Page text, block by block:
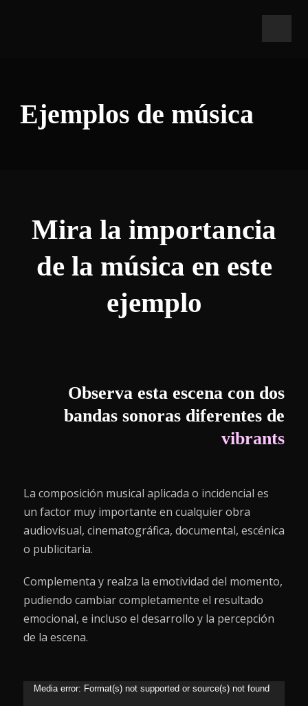
Ejemplos de música
Mira la importancia
de la música en este
ejemplo
Observa esta escena con dos
bandas sonoras diferentes de
vibrants
La composición musical aplicada o incidencial es
un factor muy importante en cualquier obra
audiovisual, cinematográfica, documental, escénica
o publicitaria.
Complementa y realza la emotividad del momento,
pudiendo cambiar completamente el resultado
emocional, e incluso el desarrollo y la percepción
de la escena.
Video
Media error: Format(s) not supported or source(s) not found